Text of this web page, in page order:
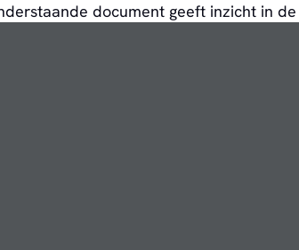
document geeft inzicht in